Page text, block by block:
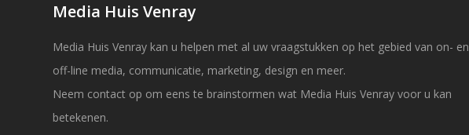
Media Huis Venray
Media Huis Venray kan u helpen met al uw vraagstukken op het gebied van on- en
off-line media, communicatie, marketing, design en meer.
Neem contact op om eens te brainstormen wat Media Huis Venray voor u kan
betekenen.